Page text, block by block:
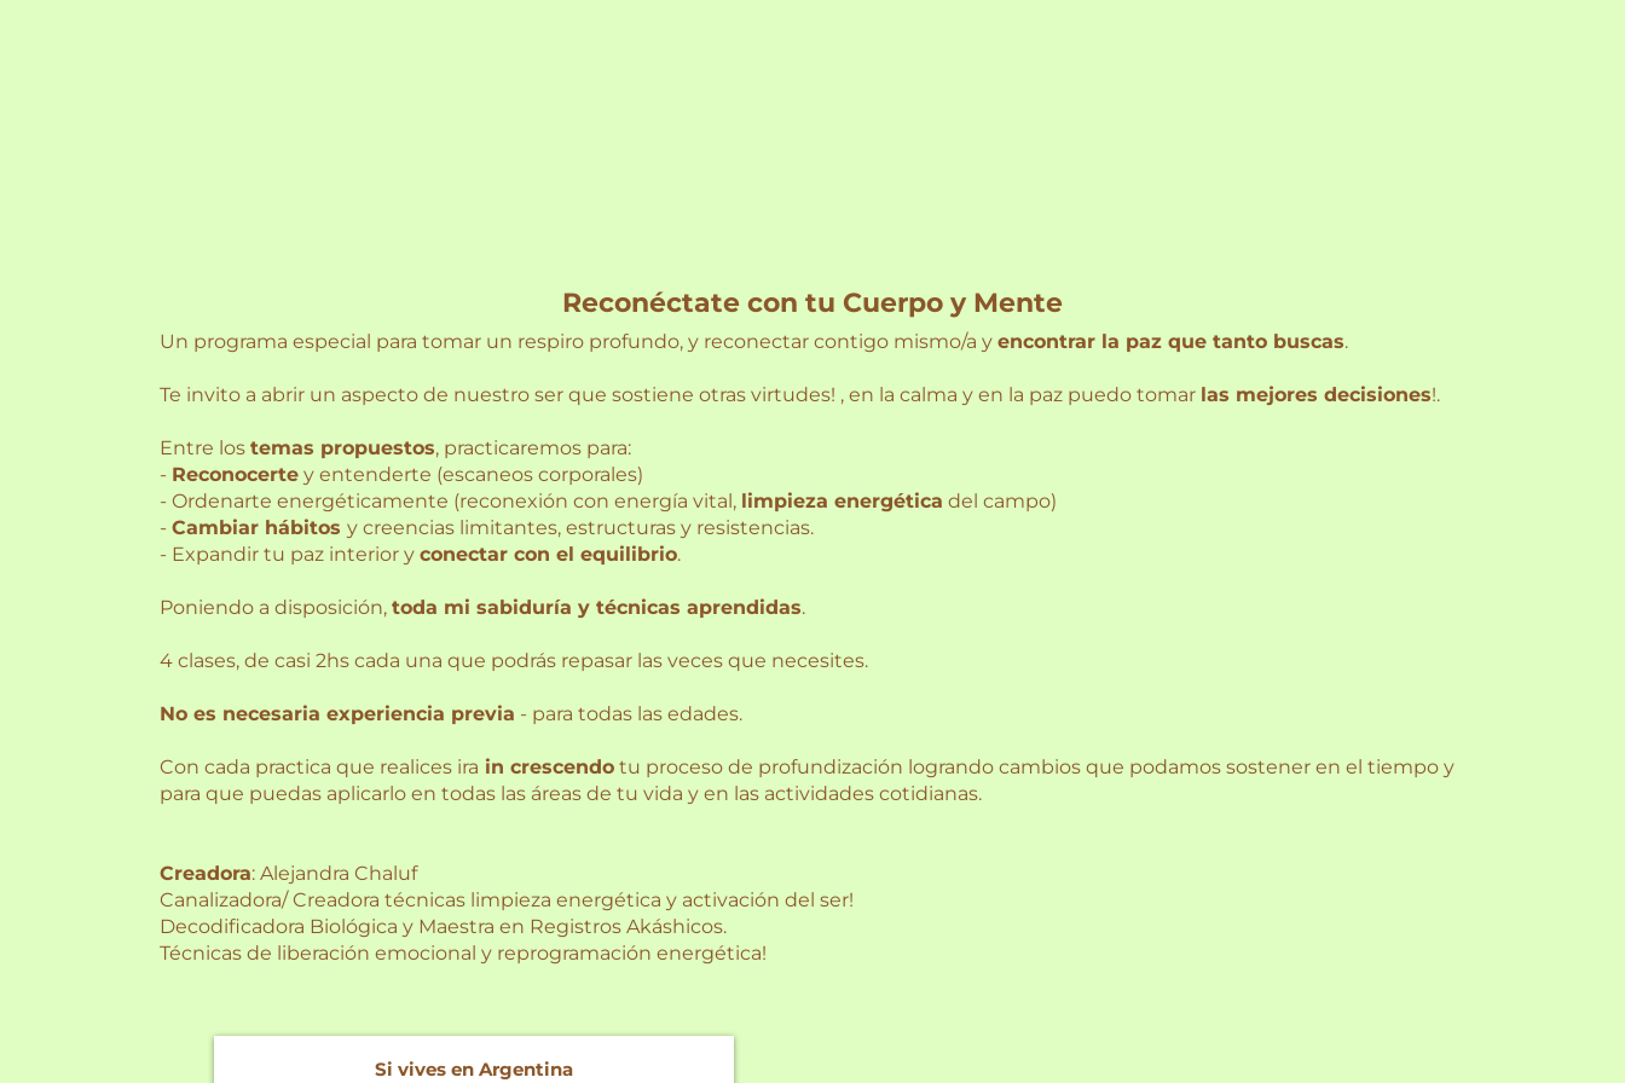
Reconéctate con tu Cuerpo y Mente
Un programa especial para tomar un respiro profundo, y reconectar contigo mismo/a y encontrar la paz que tanto buscas.
Te invito a abrir un aspecto de nuestro ser que sostiene otras virtudes! , en la calma y en la paz puedo tomar las mejores decisiones!.
Entre los temas propuestos, practicaremos para:
- Reconocerte y entenderte (escaneos corporales)
- Ordenarte energéticamente (reconexión con energía vital, limpieza energética del campo)
- Cambiar hábitos y creencias limitantes, estructuras y resistencias.
- Expandir tu paz interior y conectar con el equilibrio.
Poniendo a disposición, toda mi sabiduría y técnicas aprendidas.
4 clases, de casi 2hs cada una que podrás repasar las veces que necesites.
No es necesaria experiencia previa - para todas las edades.
Con cada practica que realices ira in crescendo tu proceso de profundización logrando cambios que podamos sostener en el tiempo y
para que puedas aplicarlo en todas las áreas de tu vida y en las actividades cotidianas.
Creadora: Alejandra Chaluf
Canalizadora/ Creadora técnicas limpieza energética y activación del ser!
Decodificadora Biológica y Maestra en Registros Akáshicos.
Técnicas de liberación emocional y reprogramación energética!
Si vives en Argentina